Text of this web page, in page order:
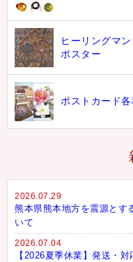
ヒーリングマン
ポスター
ポストカード
2026.07.29
熊本県熊本地方を震源とす
いて
2026.07.04
【2026夏季休業】発送・